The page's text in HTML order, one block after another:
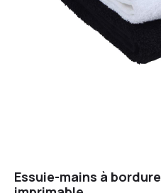
Essuie-mains à bordure